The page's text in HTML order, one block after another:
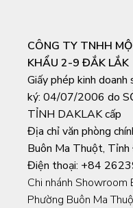
CÔNG TY TNHH
KHẨU 2-9 ĐẮK LẮK
Giấy phép kinh
ký: 04/07/2006 do
TỈNH DAKLAK cấp
Địa chỉ văn phòng
Buôn Ma Thuột,
Điện thoại: +84
Chi nhánh
Phường Buôn Ma